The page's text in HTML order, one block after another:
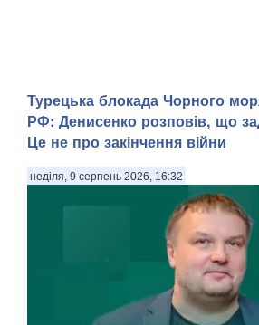
Турецька блокада Чорного
РФ: Денисенко розповів, що
Це не про закінчення війни
неділя, 9 серпень 2026, 16:32